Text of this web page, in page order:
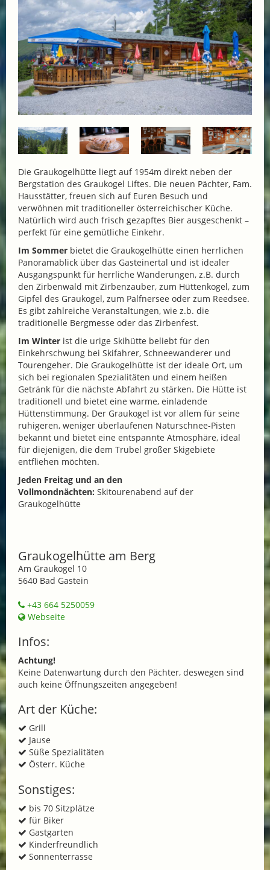
Die Graukogelhütte liegt auf 1954m direkt neben der
Bergstation des Graukogel Liftes. Die neuen Pächter, Fam.
Hausstätter, freuen sich auf Euren Besuch und
verwöhnen mit traditioneller österreichischer Küche.
Natürlich wird auch frisch gezapftes Bier ausgeschenkt –
perfekt für eine gemütliche Einkehr.
Im Sommer bietet die Graukogelhütte einen herrlichen
Panoramablick über das Gasteinertal und ist idealer
Ausgangspunkt für herrliche Wanderungen, z.B. durch
den Zirbenwald mit Zirbenzauber, zum Hüttenkogel, zum
Gipfel des Graukogel, zum Palfnersee oder zum Reedsee.
Es gibt zahlreiche Veranstaltungen, wie z.b. die
traditionelle Bergmesse oder das Zirbenfest.
Im Winter ist die urige Skihütte beliebt für den
Einkehrschwung bei Skifahrer, Schneewanderer und
Tourengeher. Die Graukogelhütte ist der ideale Ort, um
sich bei regionalen Spezialitäten und einem heißen
Getränk für die nächste Abfahrt zu stärken. Die Hütte ist
traditionell und bietet eine warme, einladende
Hüttenstimmung. Der Graukogel ist vor allem für seine
ruhigeren, weniger überlaufenen Naturschnee-Pisten
bekannt und bietet eine entspannte Atmosphäre, ideal
für diejenigen, die dem Trubel großer Skigebiete
entfliehen möchten.
Jeden Freitag und an den
Vollmondnächten: Skitourenabend auf der
Graukogelhütte
Graukogelhütte am Berg
Am Graukogel 10
5640 Bad Gastein
+43 664 5250059
Webseite
Infos:
Achtung!
Keine Datenwartung durch den Pächter, deswegen sind
auch keine Öffnungszeiten angegeben!
Art der Küche:
Grill
Jause
Süße Spezialitäten
Österr. Küche
Sonstiges:
bis 70 Sitzplätze
für Biker
Gastgarten
Kinderfreundlich
Sonnenterrasse